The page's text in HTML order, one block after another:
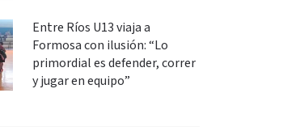
Entre Ríos U13 viaja a
Formosa con ilusión: “Lo
primordial es defender, correr
y jugar en equipo”